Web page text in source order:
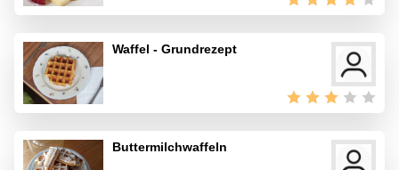
Waffel - Grundrezept
Buttermilchwaffeln